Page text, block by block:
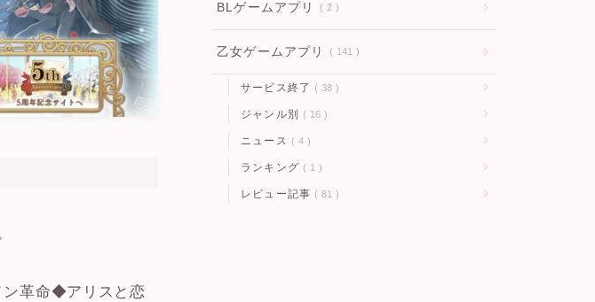
ン革命◆アリスと恋
BLゲームアプリ 2
乙女ゲームアプリ 141
サービス終了 38
ジャンル別 16
ニュース 4
ランキング 1
レビュー記事 81